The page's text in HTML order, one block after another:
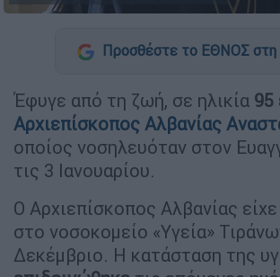
Προσθέστε το ΕΘΝΟΣ στη
Έφυγε από τη ζωή, σε ηλικία 95
Αρχιεπίσκοπος Αλβανίας
οποίος νοσηλευόταν στον
τις 3 Ιανουαρίου.
Ο Αρχιεπίσκοπος Αλβανίας είχε
στο νοσοκομείο «Υγεία»
Δεκέμβριο. Η κατάσταση της